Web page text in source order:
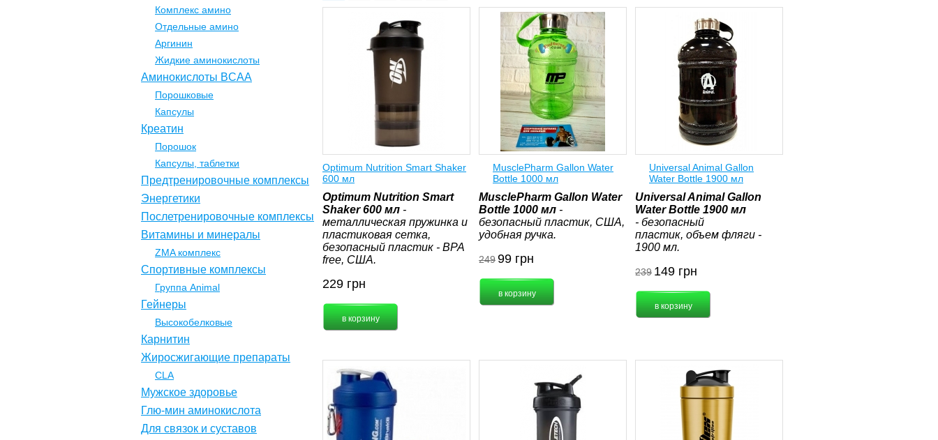
Optimum Nutrition Smart Shaker
600 мл
Optimum Nutrition Smart
Shaker 600 мл -
металлическая пружинка и
пластиковая сетка,
безопасный пластик - BPA
free, США.
229 грн
MusclePharm Gallon Water
Bottle 1000 мл
MusclePharm Gallon Water
Bottle 1000 мл -
безопасный пластик, США,
удобная ручка.
24999 грн
Universal Animal Gallon
Water Bottle 1900 мл
Universal Animal Gallon
Water Bottle 1900 мл
- безопасный
пластик, объем фляги -
1900 мл.
239 149 грн
Комплекс амино
Отдельные амино
Аргинин
Жидкие аминокислоты
Аминокислоты BCAA
Порошковые
Капсулы
Креатин
Порошок
Капсулы, таблетки
Предтренировочные комплексы
Энергетики
Послетренировочные комплексы
Витамины и минералы
ZMA комплекс
Спортивные комплексы
Группа Animal
Гейнеры
Высокобелковые
Карнитин
Жиросжигающие препараты
CLA
Мужское здоровье
Глю-мин аминокислота
Для связок и суставов